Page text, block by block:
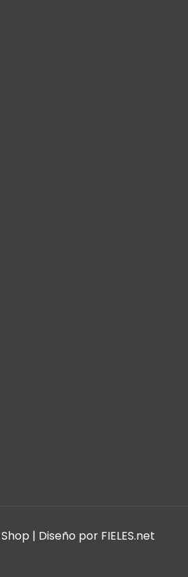
| Diseño por FIELES.net